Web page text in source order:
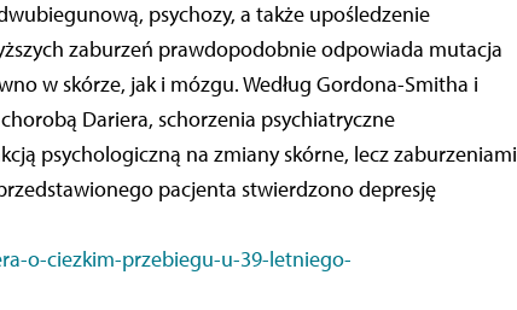
psychozy, a także upośledzenie
zaburzeń prawdopodobnie odpowiada mutacja
w skórze, jak i mózgu. Według Gordona-Smitha i
Dariera, schorzenia psychiatryczne
psychologiczną na zmiany skórne, lecz zaburzeniami
pacjenta stwierdzono depresję
o-ciezkim-przebiegu-u-39-letniego-